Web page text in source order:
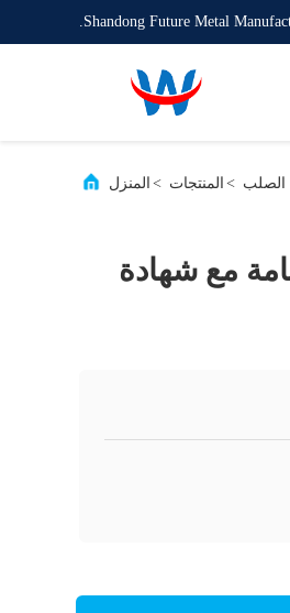
Shandong Future Metal
المنزل > المنتجات > الصلب
مع شهادة